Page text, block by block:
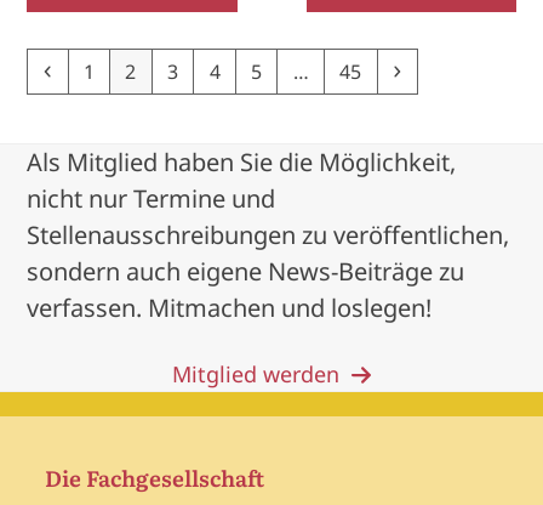
Previous
Page
1 Page
2 Page
3 Page
4 Page
5 … Page
45 Next
Als Mitglied haben Sie die Möglichkeit,
nicht nur Termine und
Stellenausschreibungen zu veröffentlichen,
sondern auch eigene News-Beiträge zu
verfassen. Mitmachen und loslegen!
Mitglied werden
Die Fachgesellschaft